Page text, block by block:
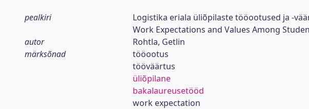
pealkiri
Logistika eriala üliõpilaste tööootused ja -
Work Expectations and Values Among
autor
Rohtla, Getlin
märksõnad
tööootus
tööväärtus
üliõpilane
bakalaureusetööd
work expectation